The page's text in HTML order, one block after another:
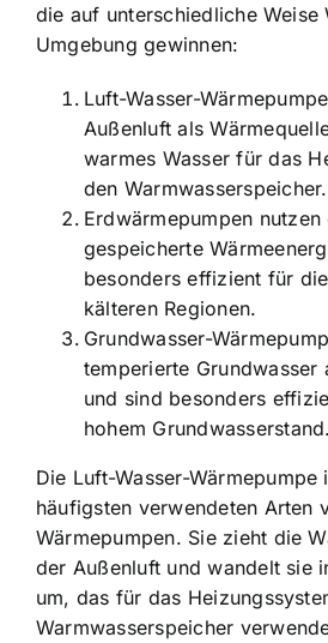
die auf unterschiedliche Weise
Umgebung gewinnen:
Luft-Wasser-
Außenluft als
warmes Wasser für das
den Warmwasserspeicher.
Erdwärmepumpen
gespeicherte
besonders effizient für
kälteren Regionen.
Grundwasser-
temperierte Grundwasser
und sind besonders
hohem Grundwasserstand.
Die Luft-Wasser-Wärmepumpe
häufigsten verwendeten Arten
Wärmepumpen. Sie zieht die
der Außenluft und wandelt sie
um, das für das
Warmwasserspeicher